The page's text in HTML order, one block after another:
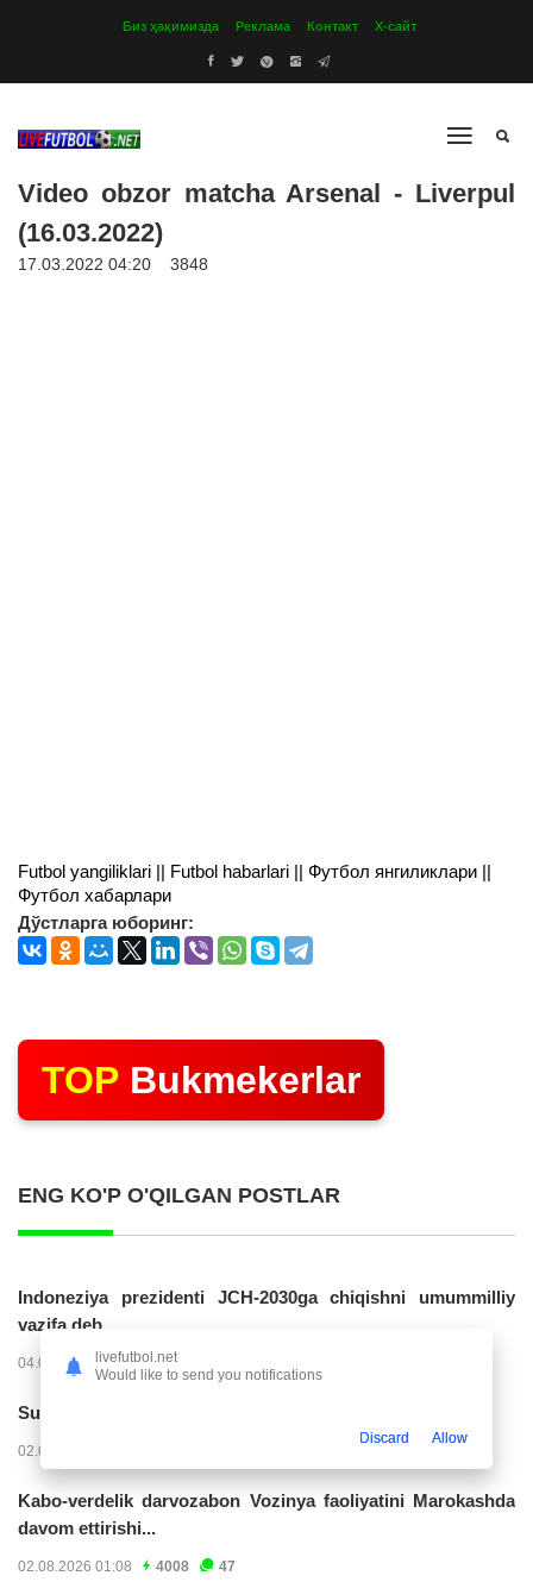
Биз ҳақимизда Реклама Контакт Х-сайт
Video obzor matcha Arsenal - Liverpul
(16.03.2022)
17.03.2022 04:20 3848
Futbol yangiliklari || Futbol habarlari || Футбол янгиликлари ||
Футбол хабарлари
Дўстларга юборинг:
TOP Bukmekerlar
ENG KO'P O'QILGAN POSTLAR
Indoneziya prezidenti JCH-2030ga chiqishni umummilliy
vazifa deb...
04.08.2026 02:11 14307
Superliga. “Buxoro” - “Lokomotiv”...
02.08.2026 03:08
Kabo-verdelik darvozabon Vozinya faoliyatini Marokashda
davom ettirishi...
02.08.2026 01:08 4008 47
livefutbol.net
Would like to send you notifications
Discard Allow